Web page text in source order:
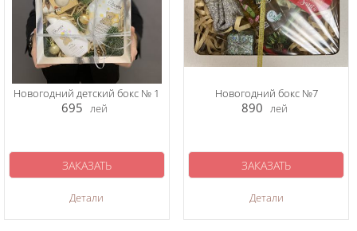
Новогодний детский бокс № 1
695 лей
Детали
ЗАКАЗАТЬ
Новогодний бокс №7
890 лей
Детали
ЗАКАЗАТЬ